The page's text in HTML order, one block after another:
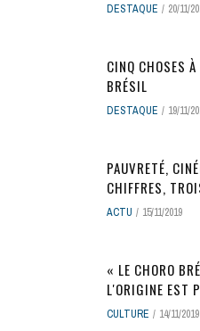
DESTAQUE 20/11/
CINQ CHOSES
BRÉSIL
DESTAQUE 19/11/
PAUVRETÉ,
CHIFFRES,
ACTU 15/11/2019
« LE CHORO
L'ORIGINE EST
CULTURE 14/11/2019